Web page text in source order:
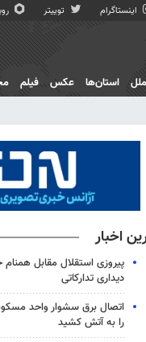
اینستاگرام توییتر
استان‌ها عکس فیلم
اخبار
پیروزی استقلال مقابل همنام
دیداری تدارکاتی
اتصال برق سشوار واحد
را به آتش کشید